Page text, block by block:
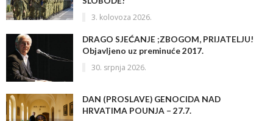
3. kolovoza 2026.
DRAGO SJEĆANJE ;ZBOGOM, PRIJATELJU!
Objavljeno uz preminuće 2017.
30. srpnja 2026.
DAN (PROSLAVE) GENOCIDA NAD
HRVATIMA POUNJA – 27.7.